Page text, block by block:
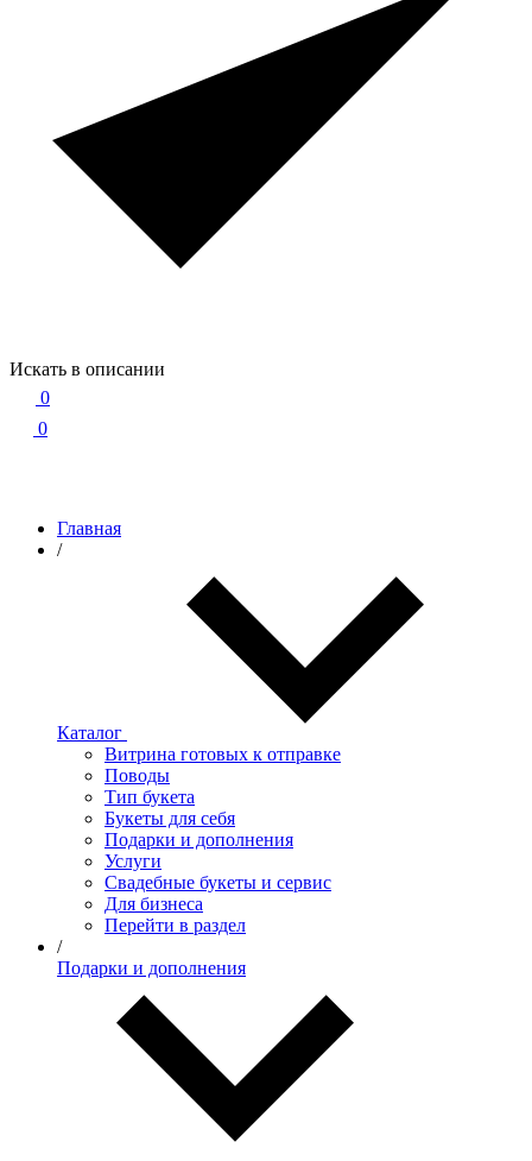
Искать в описании
0
0
Главная
/
Каталог
Витрина готовых к отправке
Поводы
Тип букета
Букеты для себя
Подарки и дополнения
Услуги
Свадебные букеты и сервис
Для бизнеса
Перейти в раздел
/
Подарки и дополнения